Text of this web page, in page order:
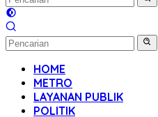
HOME
METRO
LAYANAN PUBLIK
POLITIK